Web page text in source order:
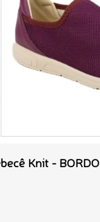
Knit - BORDO